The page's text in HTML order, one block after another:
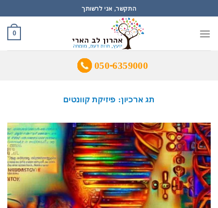
to
content
התקשר, אני לרשותך
0
050-6359000
תג ארכיון: פיזיקת קוונטים